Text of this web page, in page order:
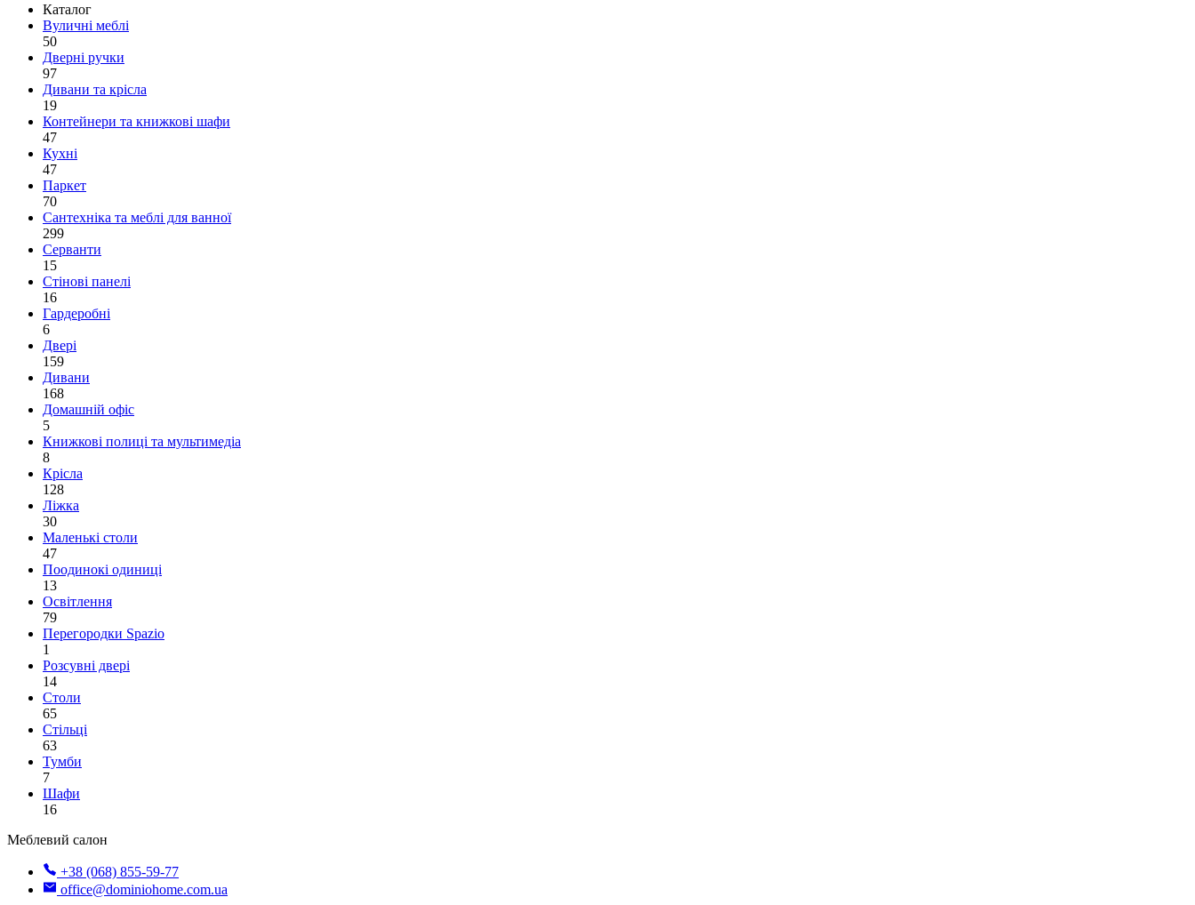
Каталог
Вуличні меблі
50
Дверні ручки
97
Дивани та крісла
19
Контейнери та книжкові шафи
47
Кухні
47
Паркет
70
Сантехніка та меблі для ванної
299
Серванти
15
Стінові панелі
16
Гардеробні
6
Двері
159
Дивани
168
Домашній офіс
5
Книжкові полиці та мультимедіа
8
Крісла
128
Ліжка
30
Маленькі столи
47
Поодинокі одиниці
13
Освітлення
79
Перегородки Spazio
1
Розсувні двері
14
Столи
65
Стільці
63
Тумби
7
Шафи
16
Меблевий салон
+38 (068) 855-59-77
office@dominiohome.com.ua